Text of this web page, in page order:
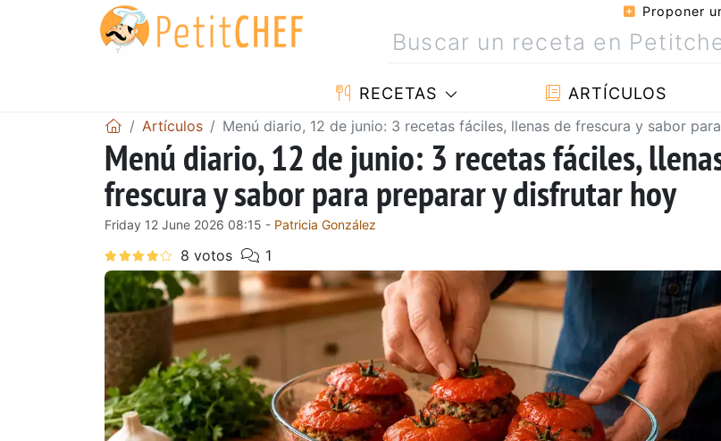
Proponer
RECETAS ARTÍCULOS
Artículos Menú diario, 12 de junio: 3 recetas fáciles, llenas de frescura y sabor
Menú diario, 12 de junio: 3 recetas fáciles,
frescura y sabor para preparar y disfrutar hoy
Friday 12 June 2026 08:15 - Patricia González